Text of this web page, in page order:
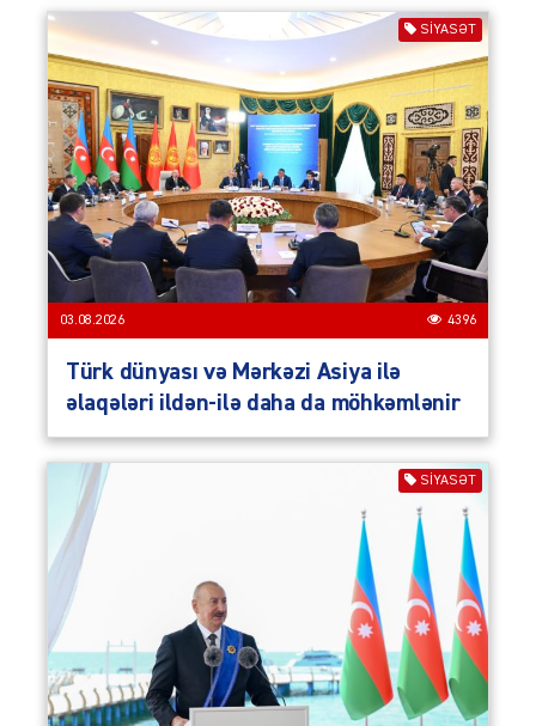
SIYASƏT
03.08.2026 4396
Türk dünyası və Mərkəzi Asiya ilə
əlaqələri ildən-ilə daha da möhkəmlənir
SIYASƏT